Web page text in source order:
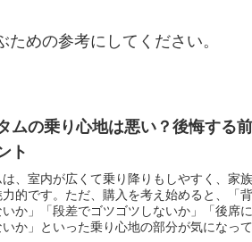
めの参考にしてください。
ムの乗り心地は悪い？後悔する
ト
、室内が広くて乗り降りもしやすく、家
的です。ただ、購入を考え始めると、「
か」「段差でゴツゴツしないか」「後席
か」といった乗り心地の部分が気になっ